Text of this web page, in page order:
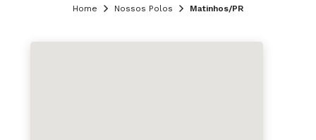
Home Nossos Polos Matinhos/PR